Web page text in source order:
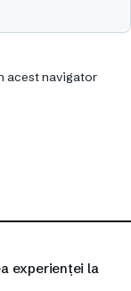
acest navigator
experienței la